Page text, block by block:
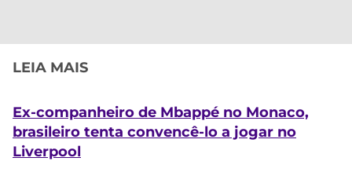
LEIA MAIS
Ex-companheiro de Mbappé no Monaco,
brasileiro tenta convencê-lo a jogar no
Liverpool